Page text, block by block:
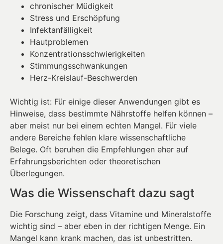
chronischer Müdigkeit
Stress und Erschöpfung
Infektanfälligkeit
Hautproblemen
Konzentrationsschwierigkeiten
Stimmungsschwankungen
Herz-Kreislauf-Beschwerden
Wichtig ist: Für einige dieser Anwendungen gibt es
Hinweise, dass bestimmte Nährstoffe helfen können –
aber meist nur bei einem echten Mangel. Für viele
andere Bereiche fehlen klare wissenschaftliche
Belege. Oft beruhen die Empfehlungen eher auf
Erfahrungsberichten oder theoretischen
Überlegungen.
Was die Wissenschaft dazu sagt
Die Forschung zeigt, dass Vitamine und Mineralstoffe
wichtig sind – aber eben in der richtigen Menge. Ein
Mangel kann krank machen, das ist unbestritten.